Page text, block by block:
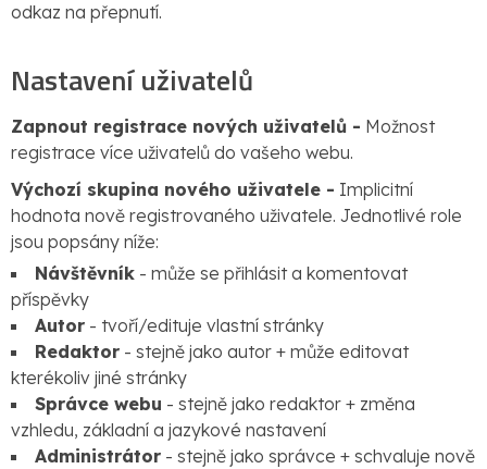
odkaz na přepnutí.
Nastavení uživatelů
Zapnout registrace nových uživatelů - Možnost
registrace více uživatelů do vašeho webu.
Výchozí skupina nového uživatele - Implicitní
hodnota nově registrovaného uživatele. Jednotlivé role
jsou popsány níže:
Návštěvník - může se přihlásit a komentovat
příspěvky
Autor - tvoří/edituje vlastní stránky
Redaktor - stejně jako autor + může editovat
kterékoliv jiné stránky
Správce webu - stejně jako redaktor + změna
vzhledu, základní a jazykové nastavení
Administrátor - stejně jako správce + schvaluje nově